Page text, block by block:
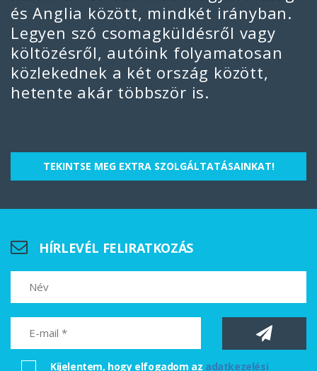
és Anglia között, mindkét irányban.
Legyen szó csomagküldésről vagy
költözésről, autóink folyamatosan
közlekednek a két ország között,
hetente akár többször is.
TEKINTSE MEG EXTRA SZOLGÁLTATÁSAINKAT!
HÍRLEVÉL FELIRATKOZÁS
Kijelentem, hogy elfogadom az adatkezelési